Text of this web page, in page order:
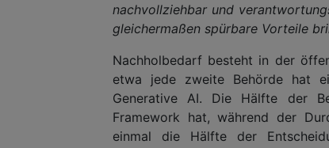
nachvollziehbar und
gleichermaßen spürbare Vorteile
Nachholbedarf besteht in der
etwa jede zweite Behörde hat
Generative AI. Die Hälfte der
Framework hat, während der
einmal die Hälfte der